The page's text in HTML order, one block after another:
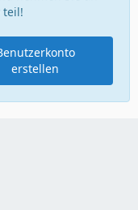
teil!
erstellen